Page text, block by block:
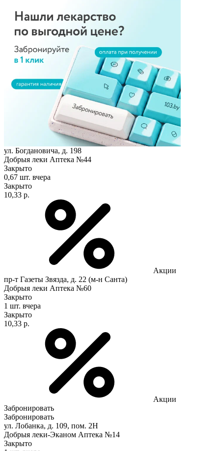
ул. Богдановича, д. 198
Добрыя леки Аптека №44
Закрыто
0,67 шт. вчера
Закрыто
10,33 р.
Акции
пр-т Газеты Звязда, д. 22 (м-н Санта)
Добрыя леки Аптека №60
Закрыто
1 шт. вчера
Закрыто
10,33 р.
Акции
Забронировать
Забронировать
ул. Лобанка, д. 109, пом. 2Н
Добрыя леки-Эканом Аптека №14
Закрыто